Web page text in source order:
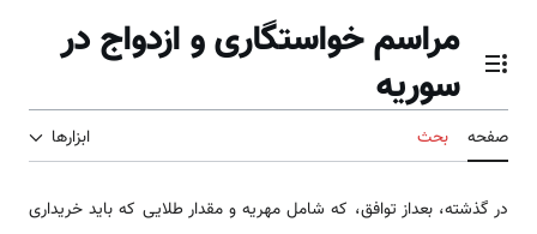
تغییر وضعیت فهرست محتویات
مراسم خواستگاری و ازدواج در
سوریه
صفحه بحث ابزارها
در گذشته، بعداز توافق، که شامل مهریه و مقدار طلایی که باید خریداری